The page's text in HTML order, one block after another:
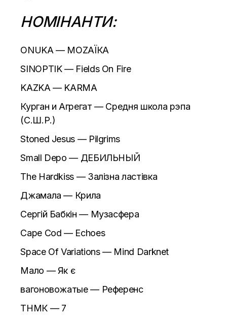
НОМІНАНТИ:
ONUKA — MOZAЇКА
SINOPTIK — Fields On Fire
KAZKA — KARMA
Курган и Агрегат — Средня школа рэпа
(С.Ш.Р.)
Stoned Jesus — Pilgrims
Small Depo — ДЕБИЛЬНЫЙ
The Hardkiss — Залізна ластівка
Джамала — Крила
Сергій Бабкін — Музасфера
Cape Cod — Echoes
Space Of Variations — Mind Darknet
Мало — Як є
вагоновожатые — Референс
ТНМК — 7